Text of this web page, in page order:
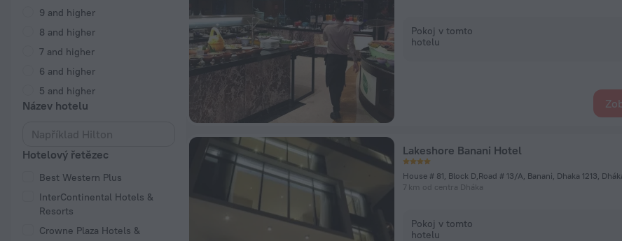
9 and higher
8 and higher
7 and higher
6 and higher
5 and higher
Název hotelu
Hotelový řetězec
Best Western Plus
InterContinental Hotels &
Resorts
Crowne Plaza Hotels &
Pokoj v tomto
hotelu
Lakeshore Banani Hotel
House # 81, Block D,Road # 13/A, Banani, Dhaka 1213,
7 km od centra Dháka
Pokoj v tomto
hotelu